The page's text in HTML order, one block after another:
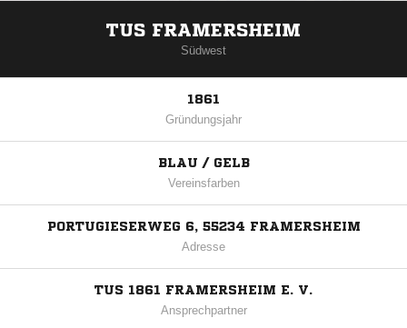
TUS FRAMERSHEIM
Südwest
1861
Gründungsjahr
BLAU / GELB
Vereinsfarben
PORTUGIESERWEG 6, 55234 FRAMERSHEIM
Adresse
TUS 1861 FRAMERSHEIM E. V.
Ansprechpartner